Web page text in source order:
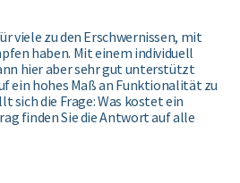
viele zu den Erschwernissen, mit
haben. Mit einem individuell
hier aber sehr gut unterstützt
ein hohes Maß an Funktionalität zu
sich die Frage: Was kostet ein
finden Sie die Antwort auf alle